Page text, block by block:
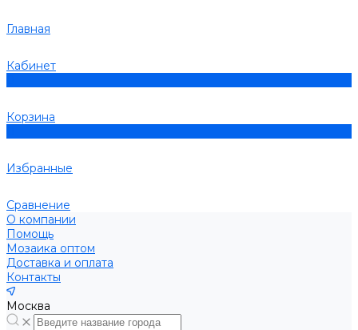
Главная
Кабинет
Корзина
Избранные
Сравнение
О компании
Помощь
Мозаика оптом
Доставка и оплата
Контакты
Москва